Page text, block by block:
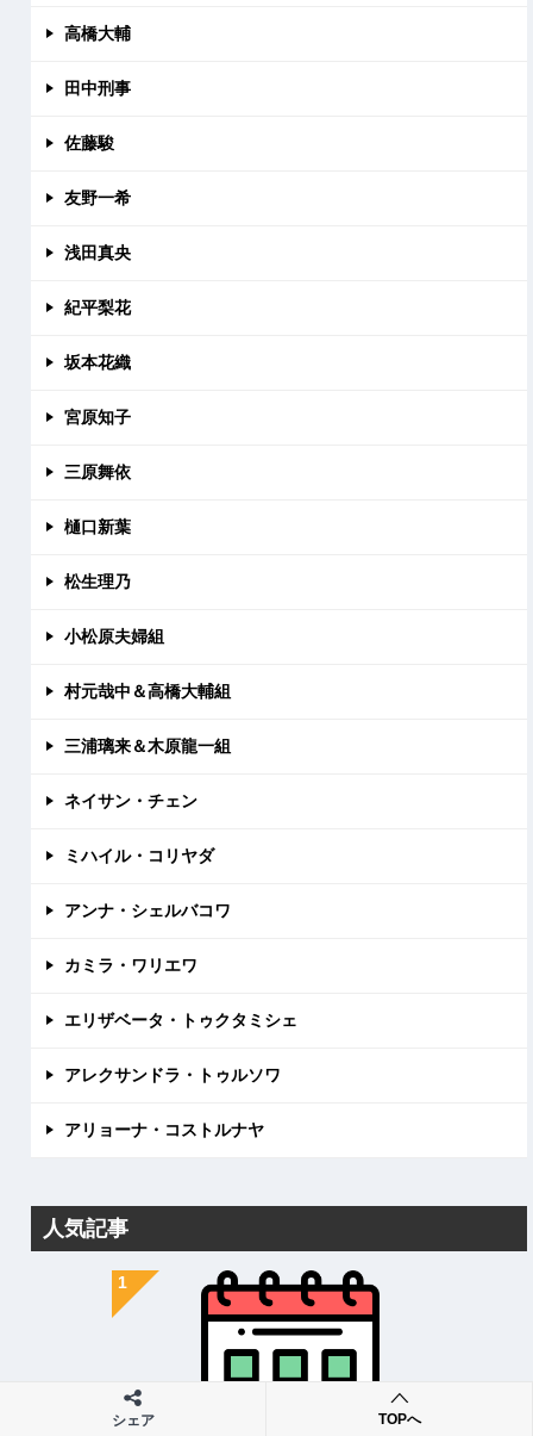
高橋大輔
田中刑事
佐藤駿
友野一希
浅田真央
紀平梨花
坂本花織
宮原知子
三原舞依
樋口新葉
松生理乃
小松原夫婦組
村元哉中＆高橋大輔組
三浦璃来＆木原龍一組
ネイサン・チェン
ミハイル・コリヤダ
アンナ・シェルバコワ
カミラ・ワリエワ
エリザベータ・トゥクタミシェ
アレクサンドラ・トゥルソワ
アリョーナ・コストルナヤ
人気記事
2026-2027シーズン大会日程・結果
シェア TOPへ